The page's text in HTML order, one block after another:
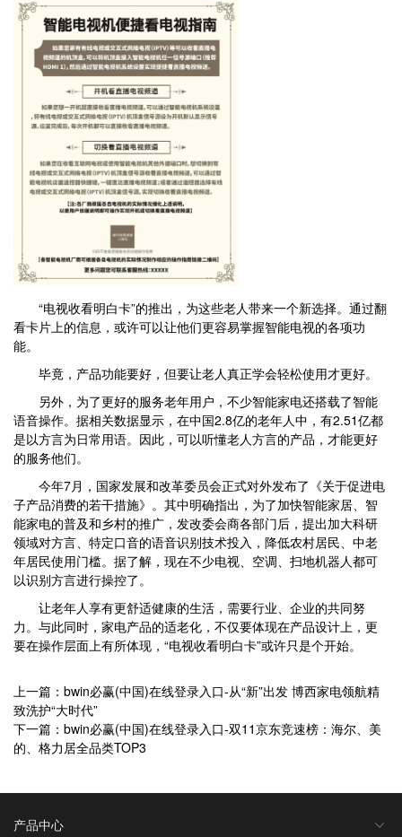
“电视收看明白卡”的推出，为这些老人带来一个新选择。通过翻
看卡片上的信息，或许可以让他们更容易掌握智能电视的各项功
能。
毕竟，产品功能要好，但要让老人真正学会轻松使用才更好。
另外，为了更好的服务老年用户，不少智能家电还搭载了智能
语音操作。据相关数据显示，在中国2.8亿的老年人中，有2.51亿都
是以方言为日常用语。因此，可以听懂老人方言的产品，才能更好
的服务他们。
今年7月，国家发展和改革委员会正式对外发布了《关于促进电
子产品消费的若干措施》。其中明确指出，为了加快智能家居、智
能家电的普及和乡村的推广，发改委会商各部门后，提出加大科研
领域对方言、特定口音的语音识别技术投入，降低农村居民、中老
年居民使用门槛。据了解，现在不少电视、空调、扫地机器人都可
以识别方言进行操控了。
让老年人享有更舒适健康的生活，需要行业、企业的共同努
力。与此同时，家电产品的适老化，不仅要体现在产品设计上，更
要在操作层面上有所体现，“电视收看明白卡”或许只是个开始。
上一篇：bwin必赢(中国)在线登录入口-从“新”出发 博西家电领航精
致洗护“大时代”
下一篇：bwin必赢(中国)在线登录入口-双11京东竞速榜：海尔、美
的、格力居全品类TOP3
产品中心